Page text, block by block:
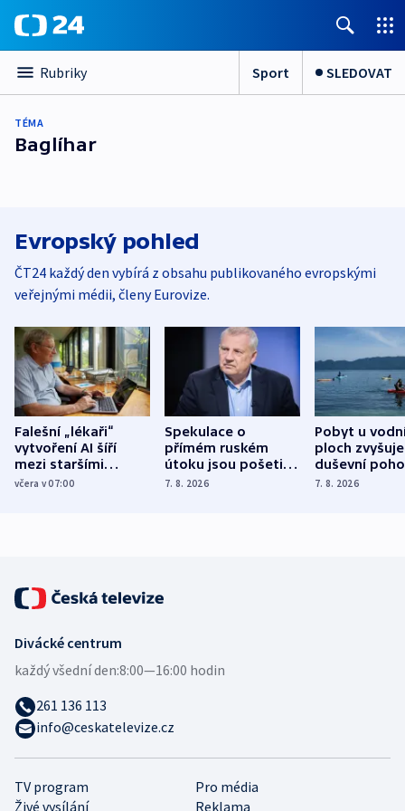
Rubriky Sport SLEDOVAT
TÉMA
Baglíhar
Evropský pohled
ČT24 každý den vybírá z obsahu publikovaného evropskými
veřejnými médii, členy Eurovize.
Falešní „lékaři“
vytvoření AI šíří
mezi staršími
Poláky nebezpečné
včera v 07:00
Spekulace o
přímém ruském
útoku jsou pošetilé,
míní estonský
7. 8. 2026
Pobyt u
ploch zvyšuje
duševní
ukázala
7. 8. 2026
TV program
Pro média
Živé vysílání
Reklama
Divácké centrum
každý všední den:8:00—16:00 hodin
261 136 113
info@ceskatelevize.cz